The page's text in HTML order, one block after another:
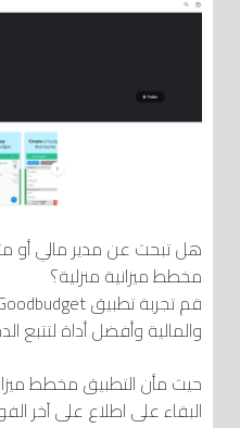
هل تبحث عن مدير مالي أو
مخطط ميزانية منزلية؟
والمالية وأفضل أداة لتتبع
حيث مأن التطبيق مخطط
البقاء على اطلاع على آخر